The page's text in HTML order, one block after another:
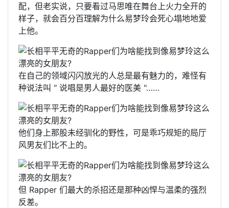
配，但老实说，只要看过马思唯在舞台上火力全开的
样子，就会百分百理解为什么易梦玲会死心塌地地爱
上他。
在自己的领域闪闪放光的人总是最有魅力的，难怪有
种说法叫 " 说唱是男人最好的医美 "……
他们身上那股未经驯化的野性，可是乖巧规矩的局厅
风男友们比不上的。
但 Rapper 们最大的杀招还是那种凶悍与温柔的强烈
反差。